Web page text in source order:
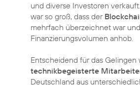
und diverse Investoren
war so groß, dass der
mehrfach überzeichnet war
Finanzierungsvolumen anhob.
Entscheidend für das Gelingen
technikbegeisterte
Deutschland aus